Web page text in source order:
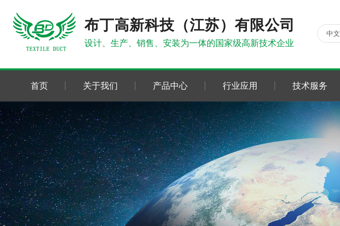
布丁高新科技（江苏）有限公司
设计、生产、销售、安装为一体的国家级高新技术企业
中文
首页 关于我们 产品中心 行业应用 技术服务